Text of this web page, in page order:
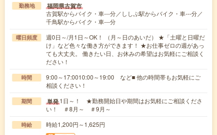
勤務地 福岡県古賀市
古賀駅からバイク・車---分／ししぶ駅からバイク・車---分／
千鳥駅からバイク・車---分
曜日頻度
週0日～/月1日～OK！ （月～日のあいだ） ★「土曜と日曜だ
け」など色々な働き方ができます！ ★お仕事ゼロの週があっ
ても大丈夫。 働きたい日、お休みの希望はお気軽にご相談く
ださい！
時間
9:00～17:0010:00～19:00 など■ 他の時間帯もお気軽にご
相談ください！
期間 単発1日～！ ★勤務開始日や期間はお気軽にご相談くださ
い！ ＃8月～ ＃9月～
時給 時給1,200円～1,625円